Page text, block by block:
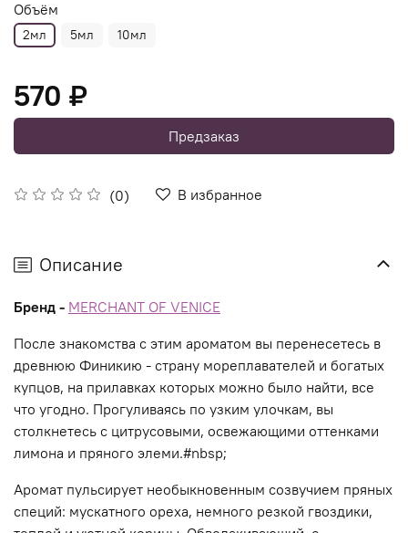
(0) В избранное
Объём
2мл 5мл 10мл
570 ₽
Предзаказ
Описание
Бренд - MERCHANT OF VENICE
После знакомства с этим ароматом вы перенесетесь в
древнюю Финикию - страну мореплавателей и богатых
купцов, на прилавках которых можно было найти, все
что угодно. Прогуливаясь по узким улочкам, вы
столкнетесь с цитрусовыми, освежающими оттенками
лимона и пряного элеми.#nbsp;
Аромат пульсирует необыкновенным созвучием пряных
специй: мускатного ореха, немного резкой гвоздики,